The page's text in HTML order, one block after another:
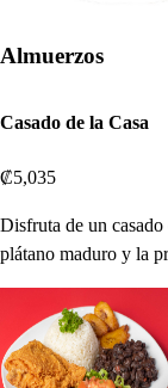
Almuerzos
Casado de la Casa
₡5,035
Disfruta de un
plátano maduro y la